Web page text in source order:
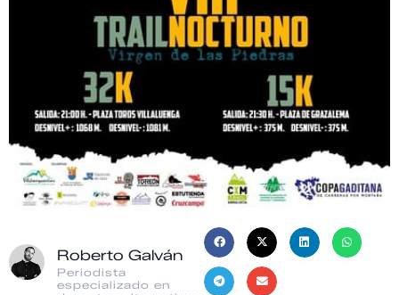
Roberto Galván
Periodista
especializado en